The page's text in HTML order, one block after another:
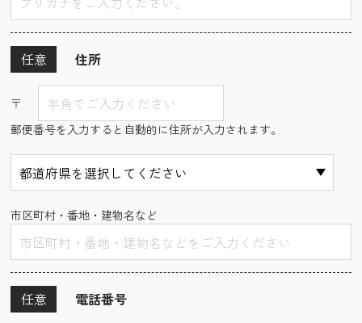
住所
任意
〒
郵便番号を入力すると自動的に住所が入力されます。
市区町村・番地・建物名など
電話番号
任意